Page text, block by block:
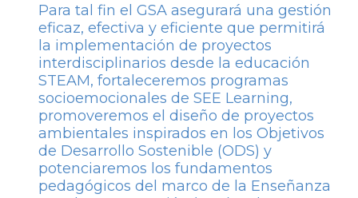
Para tal fin el GSA asegurará una gestión
eficaz, efectiva y eficiente que permitirá
la implementación de proyectos
interdisciplinarios desde la educación
STEAM, fortaleceremos programas
socioemocionales de SEE Learning,
promoveremos el diseño de proyectos
ambientales inspirados en los Objetivos
de Desarrollo Sostenible (ODS) y
potenciaremos los fundamentos
pedagógicos del marco de la Enseñanza